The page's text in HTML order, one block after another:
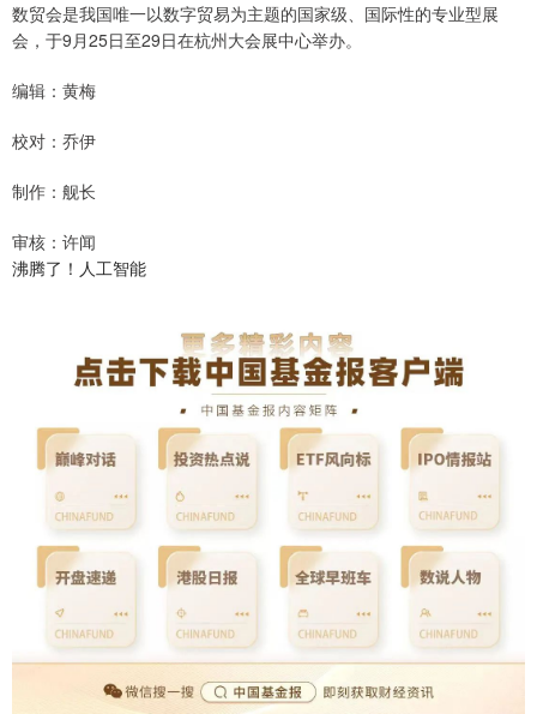
数贸会是我国唯一以数字贸易为主题的国家级、国际性的专业型展
会，于9月25日至29日在杭州大会展中心举办。
编辑：黄梅
校对：乔伊
制作：舰长
审核：许闻
沸腾了！人工智能